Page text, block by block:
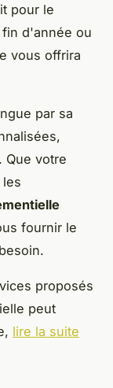
pour le
d'année ou
vous offrira
par sa
Que votre
fournir le
proposés
peut
lire la suite